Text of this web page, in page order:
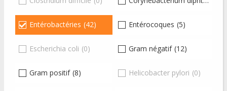
Entérobactéries (42) Entérocoques (5)
Escherichia coli (0) Gram négatif (12)
Gram positif (8) Helicobacter pylori (0)